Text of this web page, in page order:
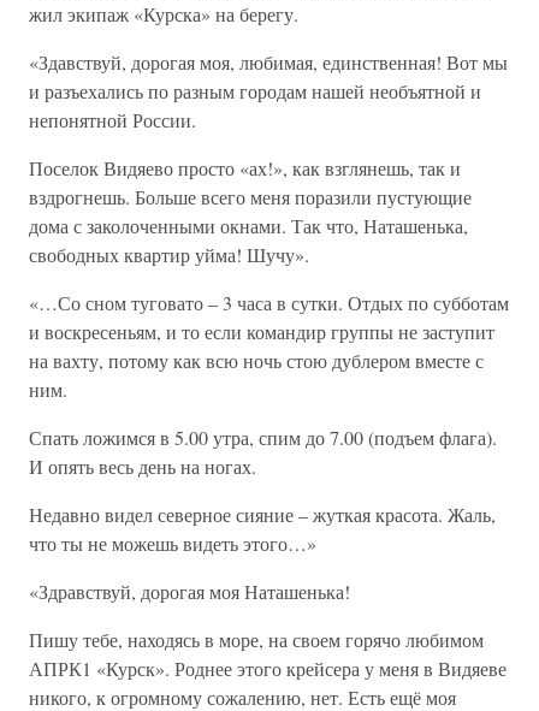
жил экипаж «Курска» на берегу.
«Здавствуй, дорогая моя, любимая, единственная! Вот мы
и разъехались по разным городам нашей необъятной и
непонятной России.
Поселок Видяево просто «ах!», как взглянешь, так и
вздрогнешь. Больше всего меня поразили пустующие
дома с заколоченными окнами. Так что, Наташенька,
свободных квартир уйма! Шучу».
«…Со сном туговато – 3 часа в сутки. Отдых по субботам
и воскресеньям, и то если командир группы не заступит
на вахту, потому как всю ночь стою дублером вместе с
ним.
Спать ложимся в 5.00 утра, спим до 7.00 (подъем флага).
И опять весь день на ногах.
Недавно видел северное сияние – жуткая красота. Жаль,
что ты не можешь видеть этого…»
«Здравствуй, дорогая моя Наташенька!
Пишу тебе, находясь в море, на своем горячо любимом
АПРК1 «Курск». Роднее этого крейсера у меня в Видяеве
никого, к огромному сожалению, нет. Есть ещё моя